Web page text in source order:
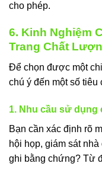
cho phép.
6. Kinh Nghiệm
Trang Chất
Để chọn được một
chú ý đến một số tiêu
1. Nhu cầu sử dụng
Bạn cần xác định rõ
hội họp, giám sát
ghi bằng chứng? Từ